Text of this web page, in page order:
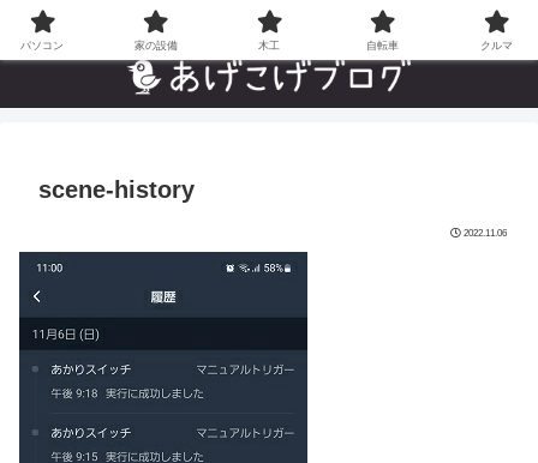
自分でやった”あんなことやこんなこと”の趣味ブログ
scene-history
2022.11.06
パソコン 家の設備 木工 自転車 クルマ